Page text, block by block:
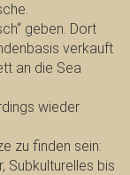
geben. Dort
verkauft
an die Sea
wieder
zu finden sein:
Subkulturelles bis